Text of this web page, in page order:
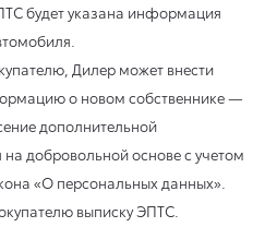
будет указана информация
Дилер может внести
о новом собственнике —
дополнительной
добровольной основе с учетом
«О персональных данных».
выписку ЭПТС.